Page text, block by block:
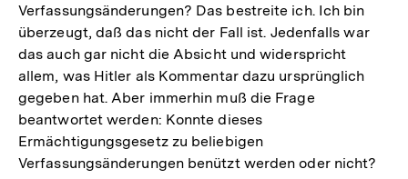
Verfassungsänderungen? Das bestreite ich. Ich bin
überzeugt, daß das nicht der Fall ist. Jedenfalls war
das auch gar nicht die Absicht und widerspricht
allem, was Hitler als Kommentar dazu ursprünglich
gegeben hat. Aber immerhin muß die Frage
beantwortet werden: Konnte dieses
Ermächtigungsgesetz zu beliebigen
Verfassungsänderungen benützt werden oder nicht?